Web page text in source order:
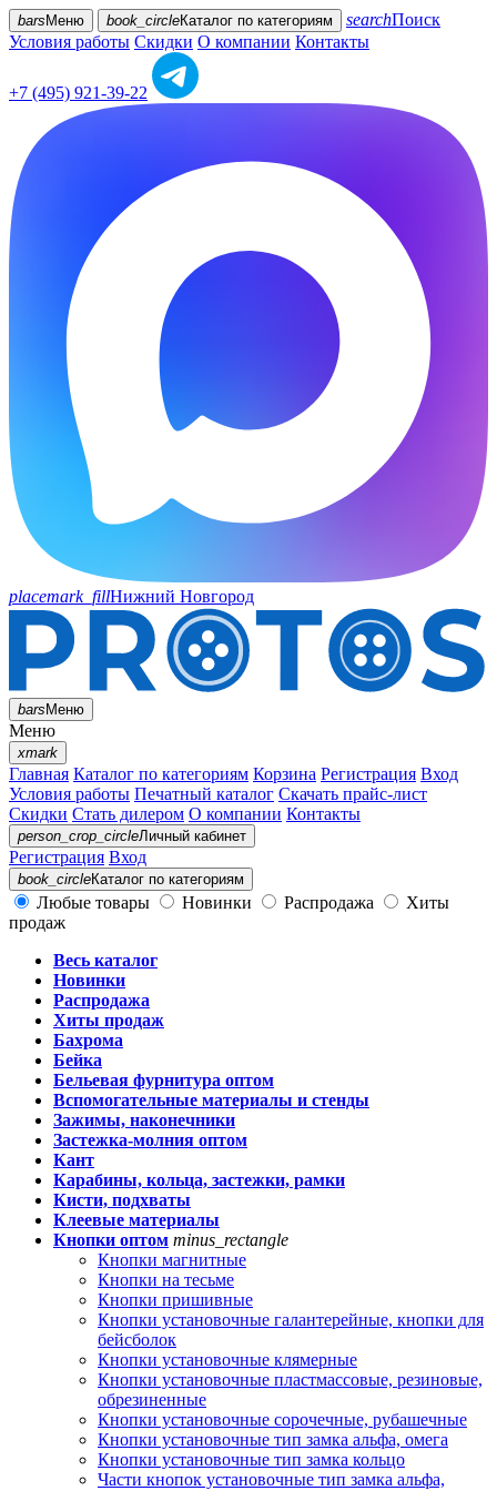
bars Меню book_circleКаталог по категориям searchПоиск
Условия работы Скидки О компании Контакты
+7 (495) 921-39-22
placemark_fillНижний Новгород
barsМеню
Меню
xmark
Главная Каталог по категориям Корзина Регистрация Вход
Условия работы Печатный каталог Скачать прайс-лист
Скидки Стать дилером О компании Контакты
person_crop_circleЛичный кабинет
Регистрация Вход
book_circleКаталог по категориям
Любые товары Новинки Распродажа
Хиты
продаж
Весь каталог
Новинки
Распродажа
Хиты продаж
Бахрома
Бейка
Бельевая фурнитура оптом
Вспомогательные материалы и стенды
Зажимы, наконечники
Застежка-молния оптом
Кант
Карабины, кольца, застежки, рамки
Кисти, подхваты
Клеевые материалы
Кнопки оптом minus_rectangle
Кнопки магнитные
Кнопки на тесьме
Кнопки пришивные
Кнопки установочные галантерейные, кнопки для
бейсболок
Кнопки установочные клямерные
Кнопки установочные пластмассовые, резиновые,
обрезиненные
Кнопки установочные сорочечные, рубашечные
Кнопки установочные тип замка альфа, омега
Кнопки установочные тип замка кольцо
Части кнопок установочные тип замка альфа,